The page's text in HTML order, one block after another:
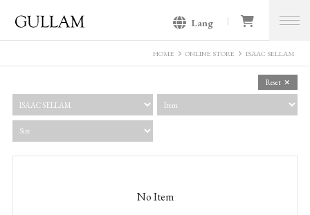
Lang
HOME ONLINE STORE ISAAC SELLAM
Reset
No Item